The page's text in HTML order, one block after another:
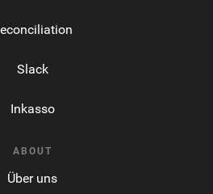
Slack
Inkasso
ABOUT
Über uns